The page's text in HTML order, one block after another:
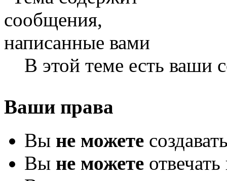
В этой теме есть ваши
Ваши права
Вы не можете
Вы не можете